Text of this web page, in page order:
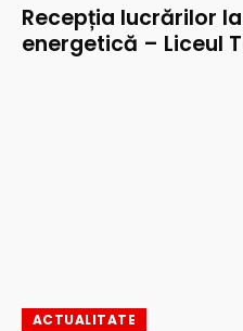
Recepția lucrărilor
energetică – Liceul
ACTUALITATE